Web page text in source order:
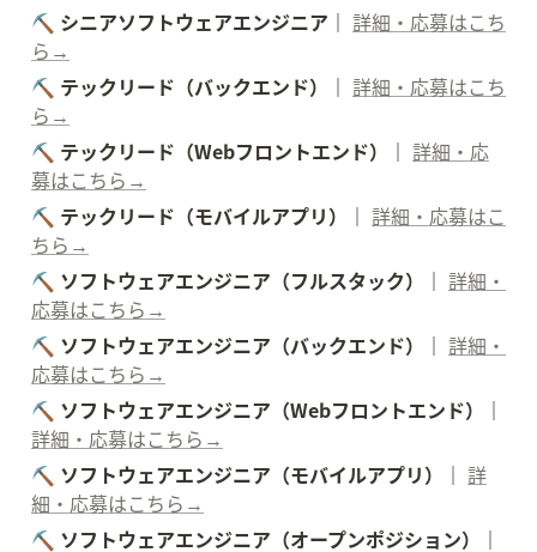
⛏️ シニアソフトウェアエンジニア｜ 詳細・応募はこち
ら→
⛏️ テックリード（バックエンド）｜ 詳細・応募はこち
ら→
⛏️ テックリード（Webフロントエンド）｜ 詳細・応
募はこちら→
⛏️ テックリード（モバイルアプリ）｜ 詳細・応募はこ
ちら→
⛏️ ソフトウェアエンジニア（フルスタック）｜ 詳細・
応募はこちら→
⛏️ ソフトウェアエンジニア（バックエンド）｜ 詳細・
応募はこちら→
詳細・応募はこちら→
⛏️ ソフトウェアエンジニア（モバイルアプリ）｜ 詳
細・応募はこちら→